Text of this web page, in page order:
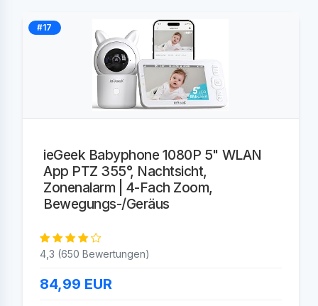
#17
ieGeek Babyphone 1080P 5" WLAN
App PTZ 355°, Nachtsicht,
Zonenalarm | 4-Fach Zoom,
Bewegungs-/Geräus
4,3 (650 Bewertungen)
84,99 EUR